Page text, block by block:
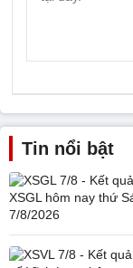
Tin nổi bật